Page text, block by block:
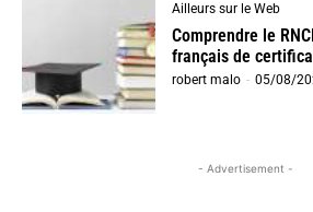
Ailleurs sur le Web
Comprendre le
français de
robert malo - 05/08/
- Advertisement -